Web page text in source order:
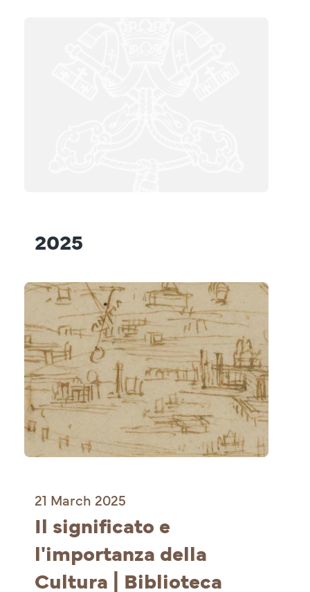
2025
21 March 2025
Il significato e
l'importanza della
Cultura | Biblioteca